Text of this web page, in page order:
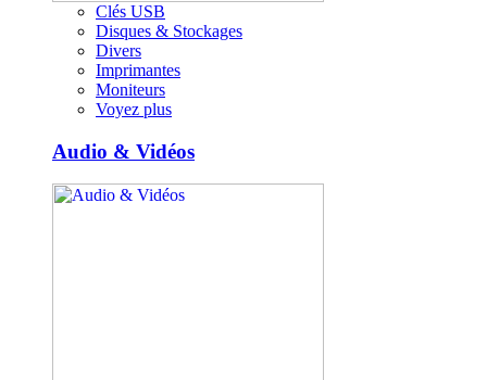
Clés USB
Disques & Stockages
Divers
Imprimantes
Moniteurs
Voyez plus
Audio & Vidéos